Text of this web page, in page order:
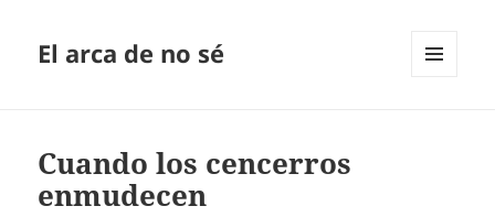
El arca de no sé
Cuando los cencerros
enmudecen